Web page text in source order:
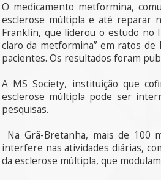
O medicamento metformina,
esclerose múltipla e até reparar
Franklin, que liderou o estudo no
claro da metformina” em ratos
pacientes. Os resultados foram
A MS Society, instituição que
esclerose múltipla pode ser
pesquisas.
Na Grã-Bretanha, mais de 100
interfere nas atividades diárias,
da esclerose múltipla, que